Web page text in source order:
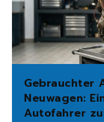
Gebrauchter
Neuwagen:
Autofahrer